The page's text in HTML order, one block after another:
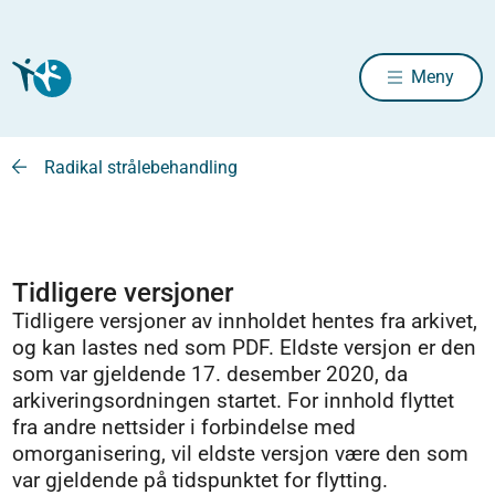
Meny
Radikal strålebehandling
Tidligere versjoner
Tidligere versjoner av innholdet hentes fra arkivet,
og kan lastes ned som PDF. Eldste versjon er den
som var gjeldende 17. desember 2020, da
arkiveringsordningen startet. For innhold flyttet
fra andre nettsider i forbindelse med
omorganisering, vil eldste versjon være den som
var gjeldende på tidspunktet for flytting.